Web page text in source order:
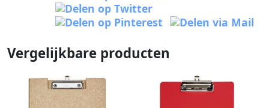
Vergelijkbare producten